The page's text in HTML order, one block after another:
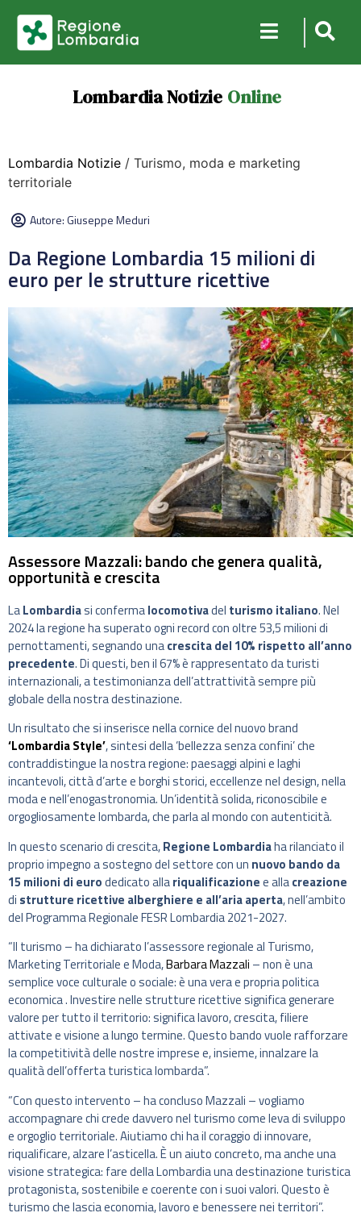
Lombardia Notizie Online
Lombardia Notizie / Turismo, moda e marketing
territoriale
Autore:Giuseppe Meduri
Da Regione Lombardia 15 milioni di
euro per le strutture ricettive
Assessore Mazzali: bando che genera qualità,
opportunità e crescita
LaLombardiasi confermalocomotivadel turismo italiano. Nel
2024 la regione ha superato ogni record con oltre 53,5 milioni di
pernottamenti, segnando unacrescita del 10% rispetto all’anno
precedente. Di questi, ben il 67% è rappresentato da turisti
internazionali, a testimonianza dell’attrattività sempre più
globale della nostra destinazione.
Un risultato che si inserisce nella cornice del nuovo brand
‘Lombardia Style’, sintesi della ‘bellezza senza confini’ che
contraddistingue la nostra regione: paesaggi alpini e laghi
incantevoli, città d’arte e borghi storici, eccellenze nel design, nella
moda e nell’enogastronomia. Un’identità solida, riconoscibile e
orgogliosamente lombarda, che parla al mondo con autenticità.
In questo scenario di crescita,Regione Lombardiaha rilanciato il
proprio impegno a sostegno del settore con un nuovo bando da
15 milioni di eurodedicato allariqualificazionee allacreazione
di strutture ricettive alberghiere e all’aria aperta, nell’ambito
del Programma Regionale FESR Lombardia 2021-2027.
“Il turismo – ha dichiarato l’assessore regionale al Turismo,
Marketing Territoriale e Moda,Barbara Mazzali – non è una
semplice voce culturale o sociale: è una vera e propria politica
economica . Investire nelle strutture ricettive significa generare
valore per tutto il territorio: significa lavoro, crescita, filiere
attivate e visione a lungo termine. Questo bando vuole rafforzare
la competitività delle nostre imprese e, insieme, innalzare la
qualità dell’offerta turistica lombarda”.
“Con questo intervento – ha concluso Mazzali – vogliamo
accompagnare chi crede davvero nel turismo come leva di sviluppo
e orgoglio territoriale. Aiutiamo chi ha il coraggio di innovare,
riqualificare, alzare l’asticella. È un aiuto concreto, ma anche una
visione strategica: fare della Lombardia una destinazione turistica
protagonista, sostenibile e coerente con i suoi valori. Questo è
turismo che lascia economia, lavoro e benessere nei territori”.